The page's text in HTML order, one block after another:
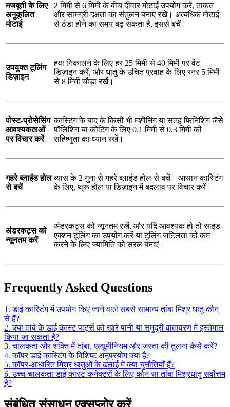
मजबूती के लिए
अनुकूलित
मोटाई
2 मिमी से 6 मिमी के बीच दीवार मोटाई उपयोग करें, ताकत
और सामग्री दक्षता का संतुलन बनाए रखें। अत्यधिक मोटाई
से ठंडा होने का समय बढ़ सकता है, इससे बचें।
उपयुक्त टूलिंग
डिज़ाइन
हवा निकालने के लिए हर 25 मिमी से 40 मिमी पर वेंट
डिज़ाइन करें, और धातु के उचित प्रवाह के लिए रनर 5 मिमी
से 8 मिमी चौड़ा रखें।
पोस्ट-प्रोसेसिंग
आवश्यकताओं
पर विचार करें
कास्टिंग के बाद के किसी भी मशीनिंग या सतह फिनिशिंग जैसे
पॉलिशिंग या कोटिंग के लिए 0.1 मिमी से 0.3 मिमी की
सहिष्णुता का ध्यान रखें।
गहरे ब्लाइंड होल
से बचें
व्यास के 2 गुना से गहरे ब्लाइंड होल से बचें। आसान कास्टिंग
के लिए, थ्रू होल या डिज़ाइन में बदलाव पर विचार करें।
अंडरकट्स को
न्यूनतम करें
अंडरकट्स को न्यूनतम रखें, और यदि आवश्यक हो तो साइड-
एक्शन टूलिंग का उपयोग करें या टूलिंग जटिलता को कम
करने के लिए ज्यामिति को सरल बनाएं।
Frequently Asked Questions
1. डाई कास्टिंग में उपयोग किए जाने वाले सबसे सामान्य तांबा मिश्र धातु कौन
से हैं?
2. क्या तांबे के डाई कास्ट पार्ट्स को खारे पानी या समुद्री वातावरण में इस्तेमाल
किया जा सकता है?
3. चालकता और शक्ति में तांबा, एल्यूमीनियम और जस्ता की तुलना कैसे करें?
4. कॉपर डाई कास्टिंग के विशिष्ट अनुप्रयोग क्या हैं?
5. कॉपर-आधारित मिश्र धातुओं के ढलाई में क्या चुनौतियाँ हैं?
6. उच्च-चालकता डाई कास्ट कनेक्टरों के लिए कौन सा तांबा मिश्रधातु सर्वोत्तम
है?